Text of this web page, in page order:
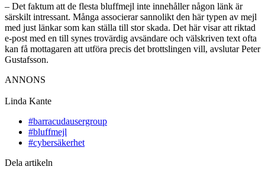
– Det faktum att de flesta bluffmejl inte innehåller någon länk är
särskilt intressant. Många associerar sannolikt den här typen av mejl
med just länkar som kan ställa till stor skada. Det här visar att riktad
e-post med en till synes trovärdig avsändare och välskriven text ofta
kan få mottagaren att utföra precis det brottslingen vill, avslutar Peter
Gustafsson.
ANNONS
Linda Kante
#barracudausergroup
#bluffmejl
#cybersäkerhet
Dela artikeln